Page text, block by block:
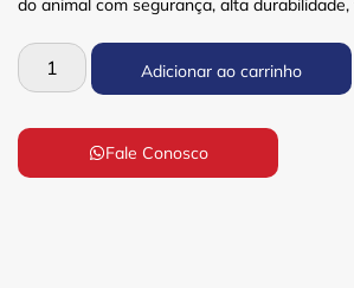
do animal com segurança, alta
Adicionar ao carrinho
Fale Conosco